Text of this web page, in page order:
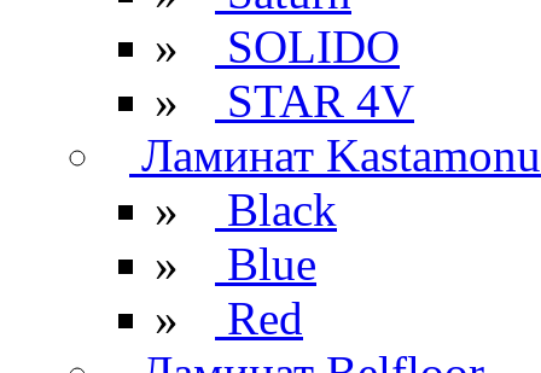
»
SOLIDO
»
STAR 4V
Ламинат Kastamonu
»
Black
»
Blue
»
Red